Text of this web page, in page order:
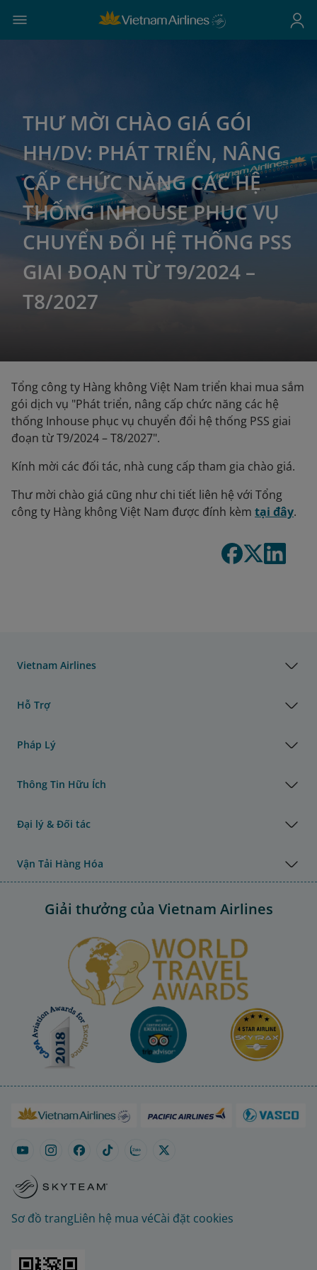
THƯ MỜI CHÀO GIÁ GÓI
HH/DV: PHÁT TRIỂN, NÂNG
CẤP CHỨC NĂNG CÁC HỆ
THỐNG INHOUSE PHỤC VỤ
CHUYỂN ĐỔI HỆ THỐNG PSS
GIAI ĐOẠN TỪ T9/2024 –
T8/2027
Tổng công ty Hàng không Việt Nam triển khai mua sắm
gói dịch vụ "Phát triển, nâng cấp chức năng các hệ
thống Inhouse phục vụ chuyển đổi hệ thống PSS giai
đoạn từ T9/2024 – T8/2027".
Kính mời các đối tác, nhà cung cấp tham gia chào giá.
Thư mời chào giá cũng như chi tiết liên hệ với Tổng
công ty Hàng không Việt Nam được đính kèm tại đây.
Vietnam Airlines
Hỗ Trợ
Pháp Lý
Thông Tin Hữu Ích
Đại lý & Đối tác
Vận Tải Hàng Hóa
Giải thưởng của Vietnam Airlines
Sơ đồ trangLiên hệ mua véCài đặt cookies